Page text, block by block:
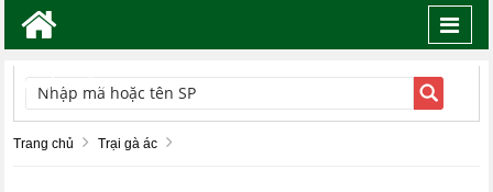
TÌM KIẾM
Trang chủ Trại gà ác